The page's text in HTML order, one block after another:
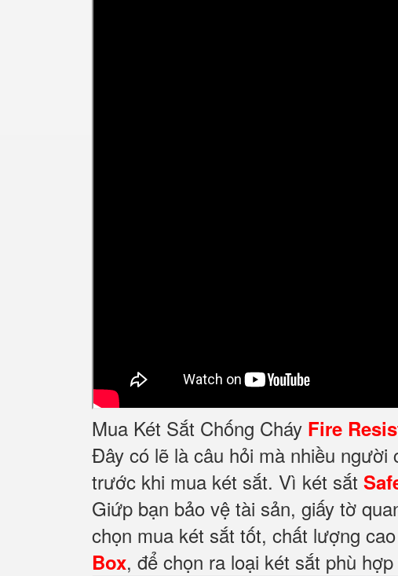
Mua Két Sắt Chống Cháy Fire
Đây có lẽ là câu hỏi mà nhiều
trước khi mua két sắt. Vì két sắt
Giứp bạn bảo vệ tài sản, giấy tờ
chọn mua két sắt tốt, chất lượng
Box, để chọn ra loại két sắt phù